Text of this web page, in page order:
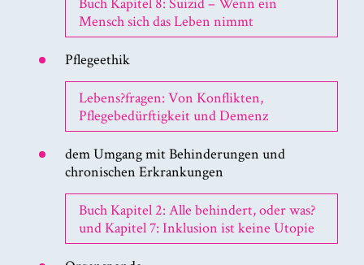
Mensch sich das Leben nimmt
Pflegeethik
Lebens?fragen: Von Konflikten,
Pflegebedürftigkeit und Demenz
dem Umgang mit Behinderungen und
chronischen Erkrankungen
Buch Kapitel 2: Alle behindert, oder was?
und Kapitel 7: Inklusion ist keine Utopie